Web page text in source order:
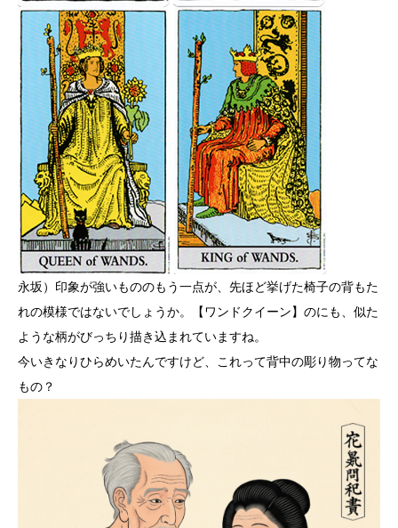
永坂）印象が強いもののもう一点が、先ほど挙げた椅子の背もた
れの模様ではないでしょうか。【ワンドクイーン】のにも、似た
ような柄がびっちり描き込まれていますね。
今いきなりひらめいたんですけど、これって背中の彫り物ってな
もの？